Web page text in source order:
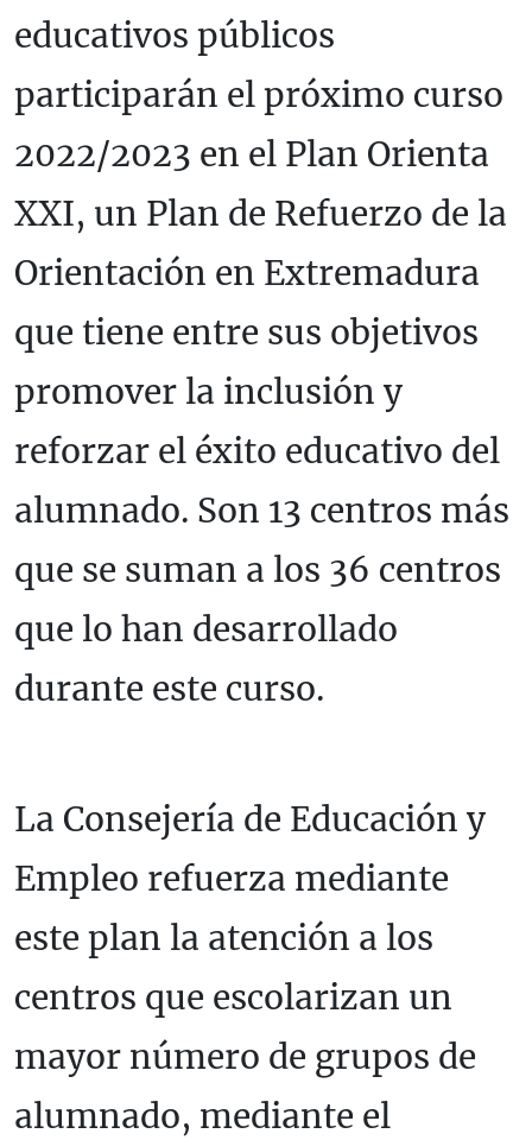
educativos públicos
participarán el próximo curso
2022/2023 en el Plan Orienta
XXI, un Plan de Refuerzo de la
Orientación en Extremadura
que tiene entre sus objetivos
promover la inclusión y
reforzar el éxito educativo del
alumnado. Son 13 centros más
que se suman a los 36 centros
que lo han desarrollado
durante este curso.
La Consejería de Educación y
Empleo refuerza mediante
este plan la atención a los
centros que escolarizan un
mayor número de grupos de
alumnado, mediante el